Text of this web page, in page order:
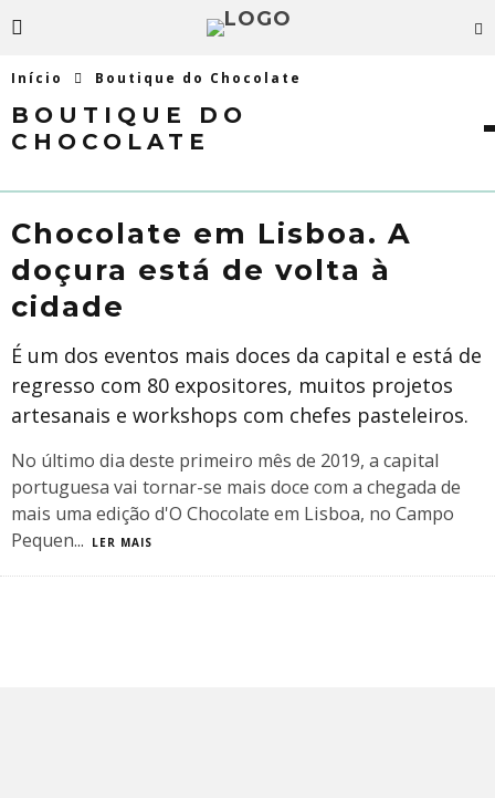
Início Boutique do Chocolate
BOUTIQUE DO
CHOCOLATE
Chocolate em Lisboa. A
doçura está de volta à
cidade
É um dos eventos mais doces da capital e está de
regresso com 80 expositores, muitos projetos
artesanais e workshops com chefes pasteleiros.
No último dia deste primeiro mês de 2019, a capital
portuguesa vai tornar-se mais doce com a chegada de
mais uma edição d'O Chocolate em Lisboa, no Campo
Pequen... LER MAIS